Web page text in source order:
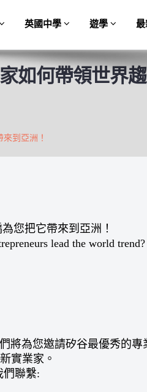
英國中學 遊學 最
如何帶領世界
到亞洲！
您把它帶來到亞洲！
lead the world
為您邀請矽谷最優秀的專
實業家。
們聯繫: